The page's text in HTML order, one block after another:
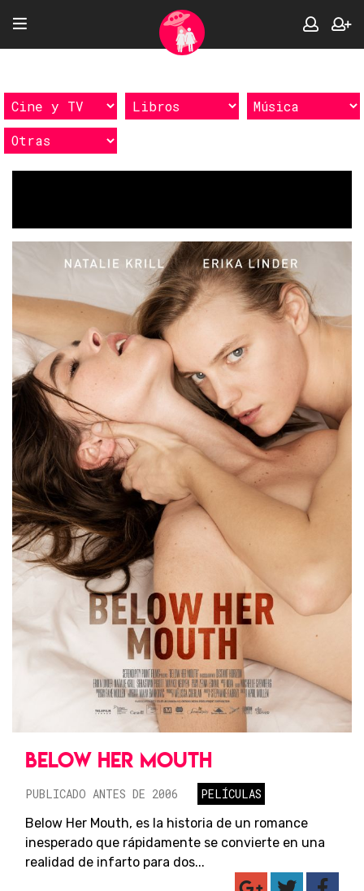
BELOW HER MOUTH
PUBLICADO ANTES DE 2006
PELÍCULAS
Below Her Mouth, es la historia de un romance
inesperado que rápidamente se convierte en una
realidad de infarto para dos...